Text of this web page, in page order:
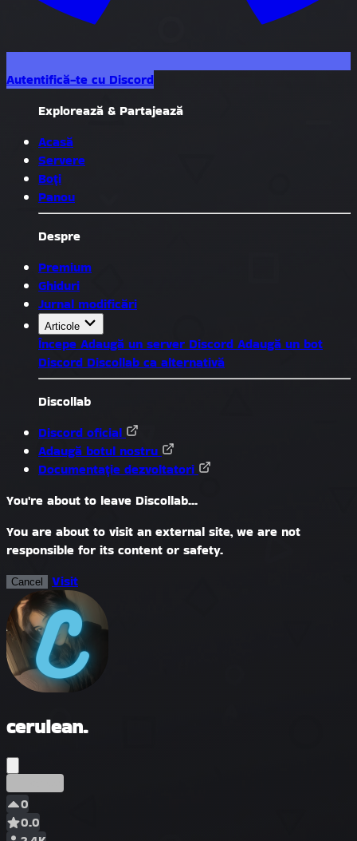
Autentifică-te cu Discord
Explorează & Partajează
Acasă
Servere
Boți
Panou
Despre
Premium
Ghiduri
Jurnal modificări
Articole
Începe Adaugă un server Discord Adaugă un bot
Discord Discollab ca alternativă
Discollab
Discord oficial
Adaugă botul nostru
Documentație dezvoltatori
You're about to leave Discollab...
You are about to visit an external site, we are not
responsible for its content or safety.
Cancel Visit
cerulean.
0
0.0